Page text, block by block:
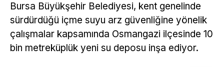
Bursa Büyükşehir Belediyesi, kent genelinde
sürdürdüğü içme suyu arz güvenliğine yönelik
çalışmalar kapsamında Osmangazi ilçesinde 10
bin metreküplük yeni su deposu inşa ediyor.